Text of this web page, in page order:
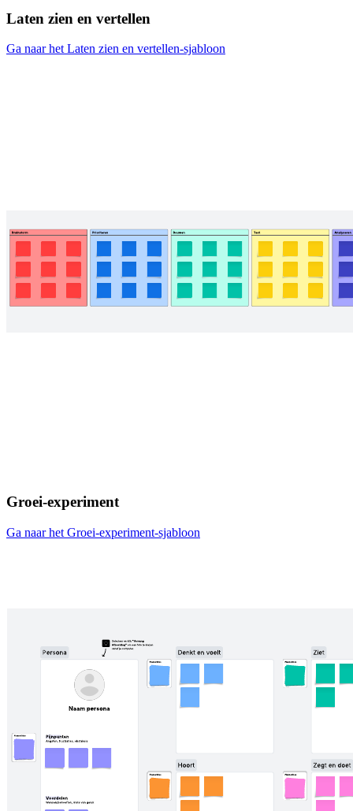
Laten zien en vertellen
Ga naar het Laten zien en vertellen-sjabloon
Groei-experiment
Ga naar het Groei-experiment-sjabloon